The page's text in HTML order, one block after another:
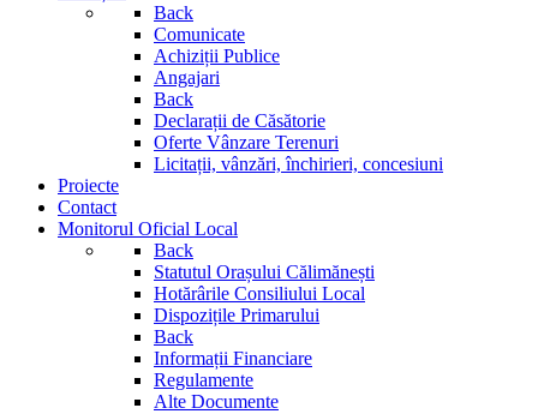
Back
Comunicate
Achiziții Publice
Angajari
Back
Declarații de Căsătorie
Oferte Vânzare Terenuri
Licitații, vânzări, închirieri, concesiuni
Proiecte
Contact
Monitorul Oficial Local
Back
Statutul Orașului Călimănești
Hotărârile Consiliului Local
Dispozițile Primarului
Back
Informații Financiare
Regulamente
Alte Documente